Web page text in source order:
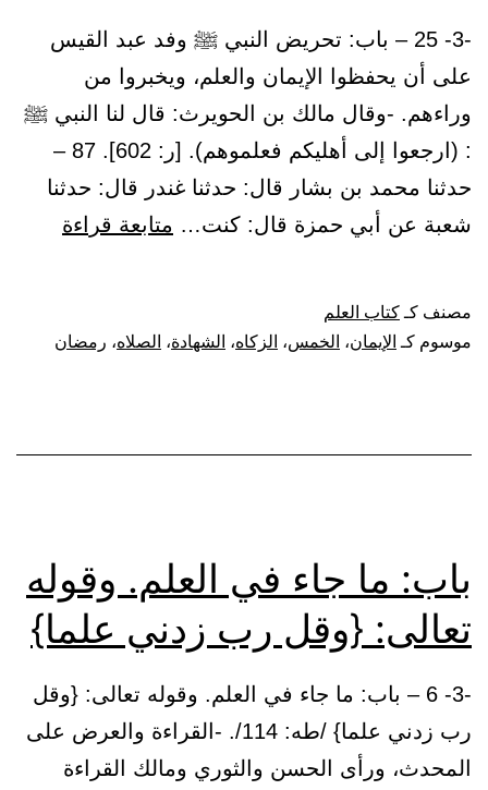
-3- 25 – باب: تحريض النبي ﷺ وفد عبد القيس
على أن يحفظوا الإيمان والعلم، ويخبروا من
وراءهم. -وقال مالك بن الحويرث: قال لنا النبي ﷺ
: (ارجعوا إلى أهليكم فعلموهم). [ر: 602]. 87 –
حدثنا محمد بن بشار قال: حدثنا غندر قال: حدثنا
شعبة عن أبي حمزة قال: كنت… متابعة قراءة
ﷺ
الإيمان
والعلم،
من
وراءهم
مصنف كـ كتاب العلم
موسوم كـ الإيمان، الخمس، الزكاه، الشهادة، الصلاه، رمضان
باب: ما جاء في العلم. وقوله
تعالى: {وقل رب زدني علما}
-3- 6 – باب: ما جاء في العلم. وقوله تعالى: {وقل
رب زدني علما} /طه: 114/. -القراءة والعرض على
المحدث، ورأى الحسن والثوري ومالك القراءة